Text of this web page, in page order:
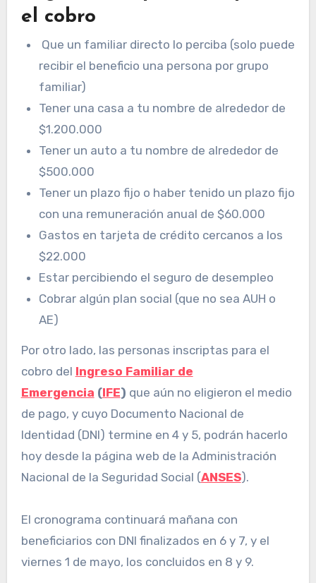
el cobro
Que un familiar directo lo perciba (solo puede
recibir el beneficio una persona por grupo
familiar)
Tener una casa a tu nombre de alrededor de
$1.200.000
Tener un auto a tu nombre de alrededor de
$500.000
Tener un plazo fijo o haber tenido un plazo fijo
con una remuneración anual de $60.000
Gastos en tarjeta de crédito cercanos a los
$22.000
Estar percibiendo el seguro de desempleo
Cobrar algún plan social (que no sea AUH o
AE)
Por otro lado, las personas inscriptas para el
cobro del Ingreso Familiar de
Emergencia (IFE) que aún no eligieron el medio
de pago, y cuyo Documento Nacional de
Identidad (DNI) termine en 4 y 5, podrán hacerlo
hoy desde la página web de la Administración
Nacional de la Seguridad Social (ANSES).
El cronograma continuará mañana con
beneficiarios con DNI finalizados en 6 y 7, y el
viernes 1 de mayo, los concluidos en 8 y 9.